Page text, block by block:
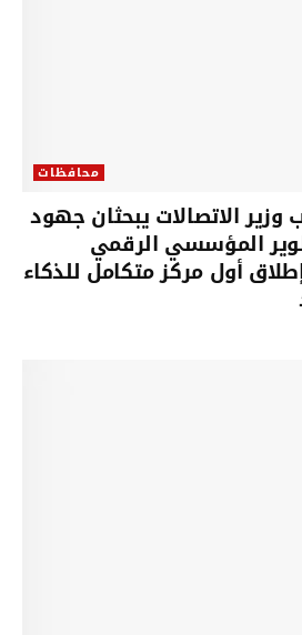
محافظات
الاتصالات يبحثان جهود
المؤسسي الرقمي
أول مركز متكامل للذكاء